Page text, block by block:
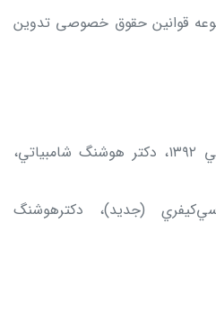
قوانين حقوق خصوصی تدوين
۱- كتاب قانون مجازات اسلامي ۱۳۹۲، دكتر هوشنگ شامبياتي،
كيفري (جديد)، دكترهوشنگ